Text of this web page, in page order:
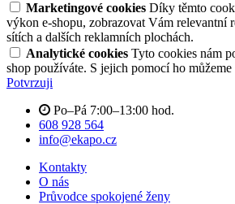
Marketingové cookies Díky těmto
výkon e-shopu, zobrazovat Vám relevantní
sítích a dalších reklamních plochách.
Analytické cookies Tyto cookies nám
shop používáte. S jejich pomocí ho můžeme
Potvrzuji
Po–Pá 7:00–13:00 hod.
608 928 564
info@ekapo.cz
Kontakty
O nás
Průvodce spokojené ženy